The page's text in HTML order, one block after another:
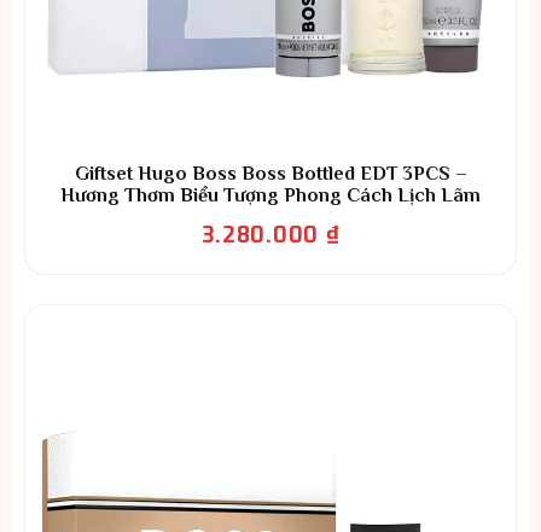
Giftset Hugo Boss Boss Bottled EDT 3PCS –
Hương Thơm Biểu Tượng Phong Cách Lịch Lãm
3.280.000 ₫